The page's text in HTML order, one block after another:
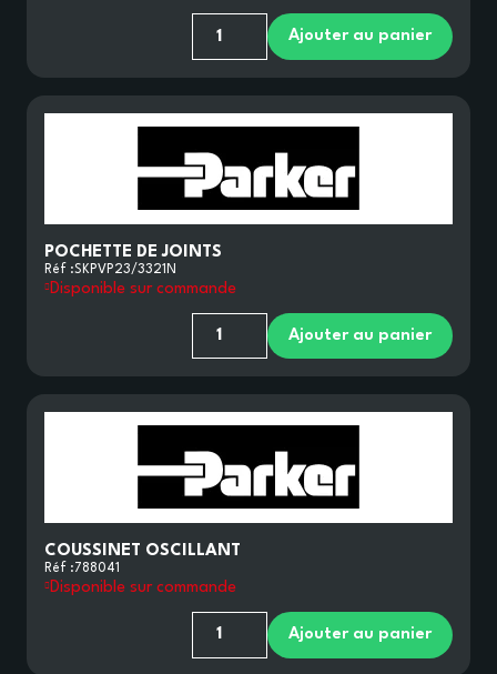
Ajouter au panier
POCHETTE DE JOINTS
Réf :SKPVP23/3321N
Disponible sur commande
Ajouter au panier
COUSSINET OSCILLANT
Réf :788041
Disponible sur commande
Ajouter au panier